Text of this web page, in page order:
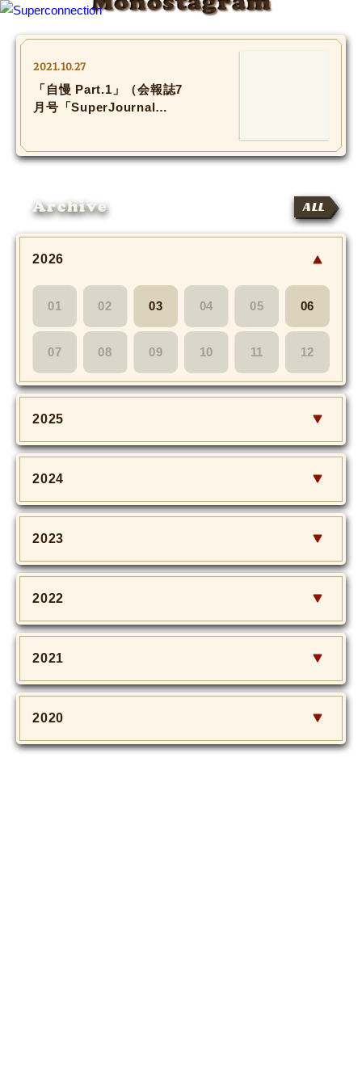
2021.10.27
「自慢 Part.1」（会報誌7
月号「SuperJournal
Archive ALL
2026
01 02 03 04 05 06
07 08 09 10 11 12
2025
2024
2023
2022
2021
2020
INFO
SHIHO’s DIARY
SHIHO’s VOICE
We Spy!
SPECIAL
#Throwback
MOVIE
Monostagram
DOWNLOAD
SHIHO’s Q&A